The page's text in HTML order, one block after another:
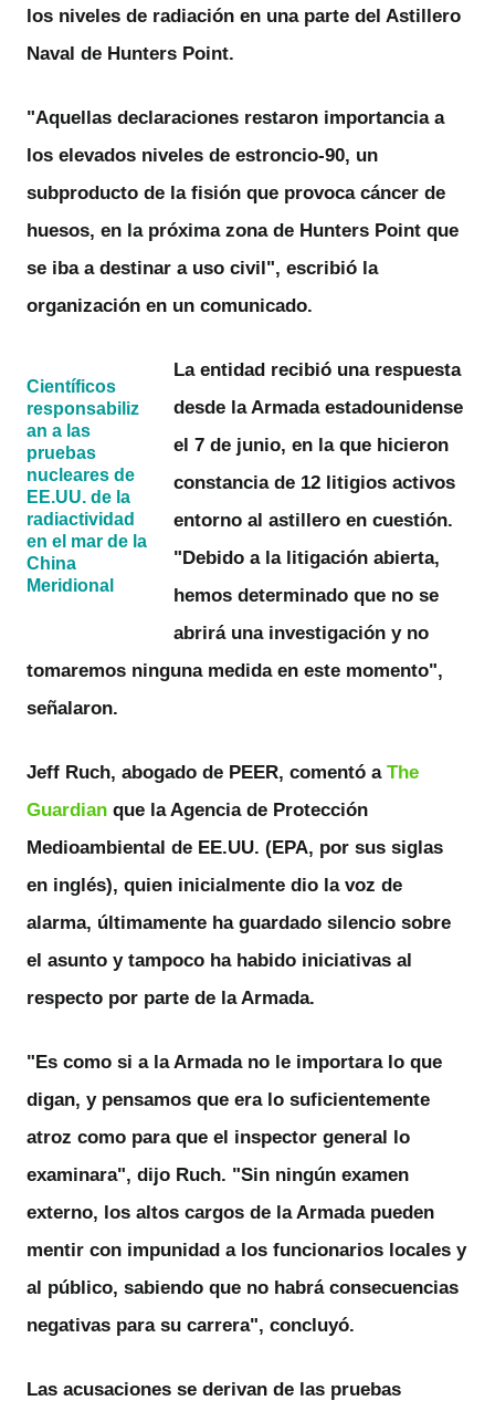
los niveles de radiación en una parte del Astillero
Naval de Hunters Point.
"Aquellas declaraciones restaron importancia a
los elevados niveles de estroncio-90, un
subproducto de la fisión que provoca cáncer de
huesos, en la próxima zona de Hunters Point que
se iba a destinar a uso civil", escribió la
organización en un comunicado.
Científicos
responsabiliz
an a las
pruebas
nucleares de
EE.UU. de la
radiactividad
en el mar de la
China
Meridional
La entidad recibió una respuesta
desde la Armada estadounidense
el 7 de junio, en la que hicieron
constancia de 12 litigios activos
entorno al astillero en cuestión.
"Debido a la litigación abierta,
hemos determinado que no se
abrirá una investigación y no
tomaremos ninguna medidaen este momento",
señalaron.
Jeff Ruch, abogado de PEER, comentó a The
Guardian que la Agencia de Protección
Medioambiental de EE.UU. (EPA, por sus siglas
en inglés), quien inicialmente dio la voz de
alarma, últimamente ha guardado silencio sobre
el asunto y tampoco ha habido iniciativas al
respecto por parte de la Armada.
"Es como si a la Armada no le importara lo que
digan, y pensamos que era lo suficientemente
atroz como para que el inspector general lo
examinara", dijo Ruch. "Sin ningún examen
externo, los altos cargos de la Armada pueden
mentir con impunidad a los funcionarios locales y
al público, sabiendo que no habrá consecuencias
negativas para su carrera", concluyó.
Las acusaciones se derivan de las pruebas